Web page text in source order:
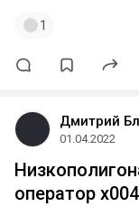
1
Дмитрий
01.04.2022
оператор x004